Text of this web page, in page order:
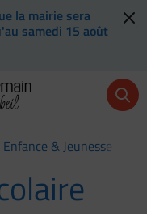
la mairie sera
samedi 15 août
Retour à l'accueil
Enfance & Jeunesse